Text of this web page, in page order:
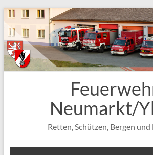
Zum
Inhalt
springen
Neumarkt/
Retten, Schützen, Bergen und